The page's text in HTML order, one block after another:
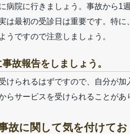
病院に行きましょう。事故から1
は最初の受診日は重要です。特
うですので注意しましょう。
故報告をしましょう。
けられるはずですので、自分が
らサービスを受けられることが
故に関して気を付けて